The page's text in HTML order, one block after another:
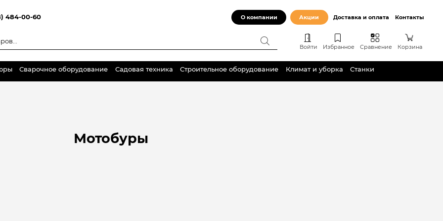
484-00-60 О компании Акции Доставка и оплата Контакты
Войти Избранное Сравнение Корзина
Сварочное оборудование Садовая техника Строительное оборудование Климат и уборка Станки
Мотобуры